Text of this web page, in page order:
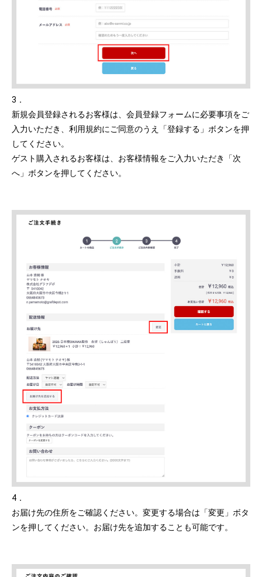
3．
新規会員登録されるお客様は、会員登録フォームに必要事項をご
入力いただき、利用規約にご同意のうえ「登録する」ボタンを押
してください。
ゲスト購入されるお客様は、お客様情報をご入力いただき「次
へ」ボタンを押してください。
4．
お届け先の住所をご確認ください。変更する場合は「変更」ボタ
ンを押してください。お届け先を追加することも可能です。